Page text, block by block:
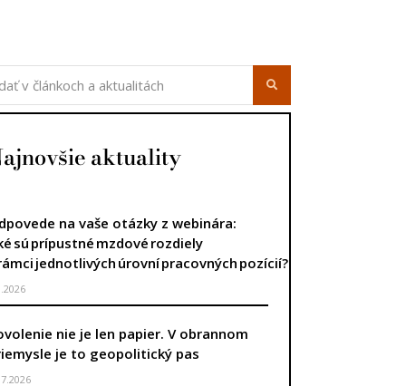
aktuality
na vaše otázky z webinára:
sú prípustné mzdové rozdiely
jednotlivých úrovní pracovných pozícií?
nie je len papier. V obrannom
je to geopolitický pas